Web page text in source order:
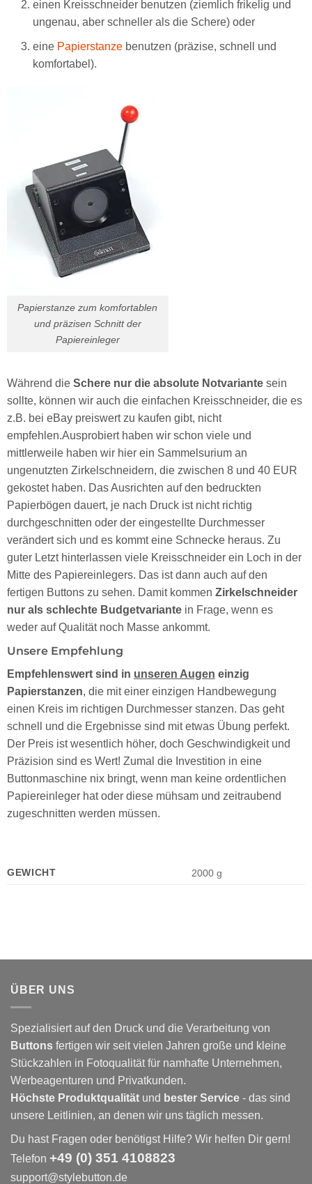
einen Kreisschneider benutzen (ziemlich frikelig und
ungenau, aber schneller als die Schere) oder
eine Papierstanzebenutzen (präzise, schnell und
komfortabel).
Papierstanze zum komfortablen
und präzisen Schnitt der
Papiereinleger
Während die Schere nur die absolute Notvariantesein
sollte, können wir auch die einfachen Kreisschneider, die es
z.B. bei eBay preiswert zu kaufen gibt, nicht
empfehlen.Ausprobiert haben wir schon viele und
mittlerweile haben wir hier ein Sammelsurium an
ungenutzten Zirkelschneidern, die zwischen 8 und 40 EUR
gekostet haben. Das Ausrichten auf den bedruckten
Papierbögen dauert, je nach Druck ist nicht richtig
durchgeschnitten oder der eingestellte Durchmesser
verändert sich und es kommt eine Schnecke heraus. Zu
guter Letzt hinterlassen viele Kreisschneider ein Loch in der
Mitte des Papiereinlegers. Das ist dann auch auf den
fertigen Buttons zu sehen. Damit kommen Zirkelschneider
nur als schlechte Budgetvariantein Frage, wenn es
weder auf Qualität noch Masse ankommt.
Unsere Empfehlung
Empfehlenswert sind in unseren Augen einzig
Papierstanzen, die mit einer einzigen Handbewegung
einen Kreis im richtigen Durchmesser stanzen. Das geht
schnell und die Ergebnisse sind mit etwas Übung perfekt.
Der Preis ist wesentlich höher, doch Geschwindigkeit und
Präzision sind es Wert! Zumal die Investition in eine
Buttonmaschine nix bringt, wenn man keine ordentlichen
Papiereinleger hat oder diese mühsam und zeitraubend
zugeschnitten werden müssen.
GEWICHT 2000 g
ÜBER UNS
Spezialisiert auf den Druck und die Verarbeitung von
Buttons fertigen wir seit vielen Jahren große und kleine
Stückzahlen in Fotoqualität für namhafte Unternehmen,
Werbeagenturen und Privatkunden.
Höchste Produktqualität und bester Service - das sind
unsere Leitlinien, an denen wir uns täglich messen.
Du hast Fragen oder benötigst Hilfe? Wir helfen Dir gern!
Telefon +49 (0) 351 4108823
support@stylebutton.de